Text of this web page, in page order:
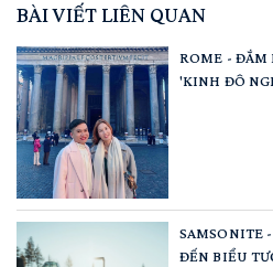
BÀI VIẾT LIÊN QUAN
ROME - ĐẮM
'KINH ĐÔ
SAMSONITE
ĐẾN BIỂU